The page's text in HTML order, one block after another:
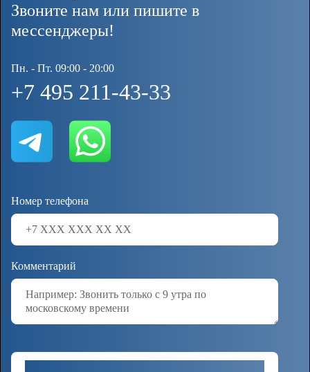
Звоните нам или пишите в
мессенджеры!
Пн. - Пт. 09:00 - 20:00
+7 495 211-43-33
Номер телефона
Комментарий